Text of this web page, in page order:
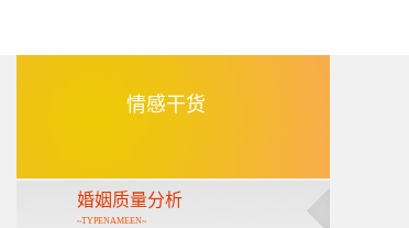
情感干货
婚姻质量分析
~TYPENAMEEN~